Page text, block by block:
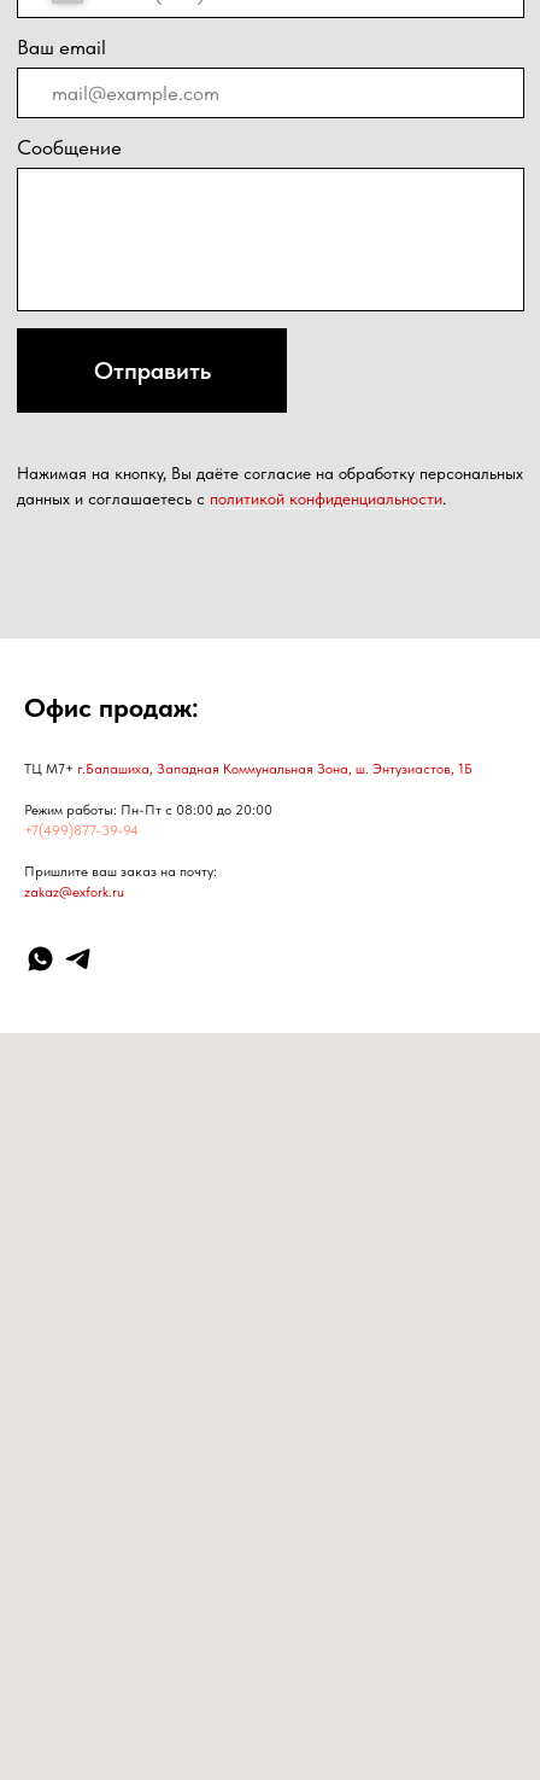
Офис продаж:
ТЦ М7+ г.Балашиха, Западная Коммунальная Зона, ш. Энтузиастов, 1Б
Режим работы: Пн-Пт с 08:00 до 20:00
+7(499)877-39-94
Пришлите ваш заказ на почту:
zakaz@exfork.ru